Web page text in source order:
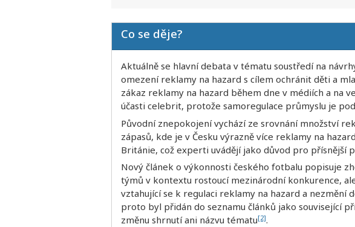
Co se děje?
Aktuálně se hlavní debata v tématu soustředí na
omezení reklamy na hazard s cílem ochránit děti a
zákaz reklamy na hazard během dne v médiích a na
účasti celebrit, protože samoregulace průmyslu je
Původní znepokojení vychází ze srovnání množství
zápasů, kde je v Česku výrazně více reklamy na
Británie, což experti uvádějí jako důvod pro přísnější
Nový článek o výkonnosti českého fotbalu popisuje
týmů v kontextu rostoucí mezinárodní konkurence,
vztahující se k regulaci reklamy na hazard a nezmění
proto byl přidán do seznamu článků jako související
změnu shrnutí ani názvu tématu[2].